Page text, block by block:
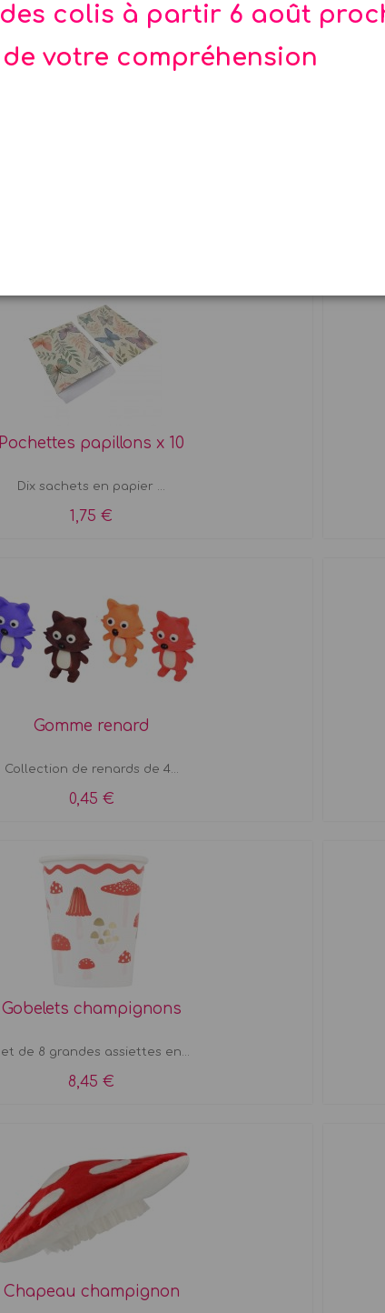
colis à partir 6 août
votre compréhension
papillons x 10
Dix sachets en papier ...
1,75 €
Gomme renard
Collection de renards de 4...
0,45 €
Gobelets champignons
de 8 grandes assiettes en...
8,45 €
Chapeau champignon